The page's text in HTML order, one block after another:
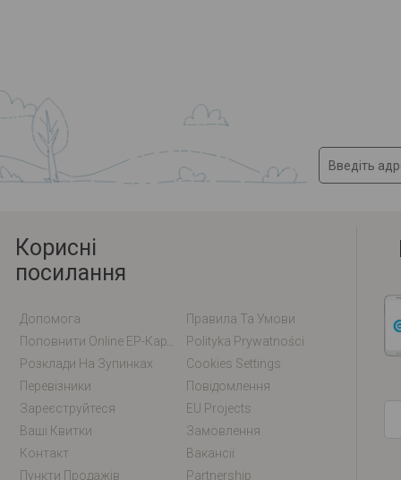
Корисні
посилання
Допомога
Правила Та Умови
Polityka Prywatności
Розклади На Зупинках
Cookies Settings
Перевізники
Повідомлення
Зареєструйтеся
EU Projects
Ваші Квитки
Замовлення
Контакт
Вакансії
Пункти Продажів
Partnership